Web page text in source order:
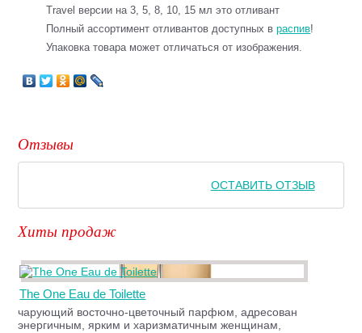
Travel версии на 3, 5, 8, 10, 15 мл это отливант
Полный ассортимент отливантов доступных враспив!
Упаковка товара может отличаться от изображения.
Отзывы
ОСТАВИТЬ ОТЗЫВ
Хиты продаж
The One Eau de Toilette
чарующий восточно-цветочный парфюм, адресован
энергичным, ярким и харизматичным женщинам,